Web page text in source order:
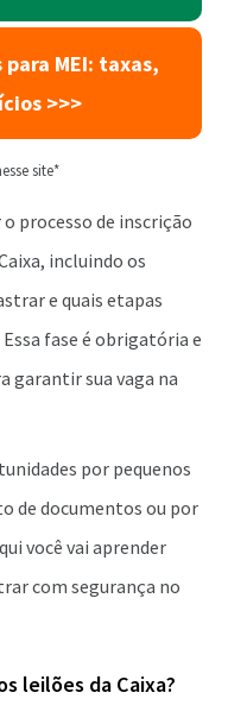
MEI: taxas,
>>>
site*
processo de inscrição
incluindo os
e quais etapas
fase é obrigatória e
garantir sua vaga na
por pequenos
de documentos ou por
você vai aprender
com segurança no
leilões da Caixa?